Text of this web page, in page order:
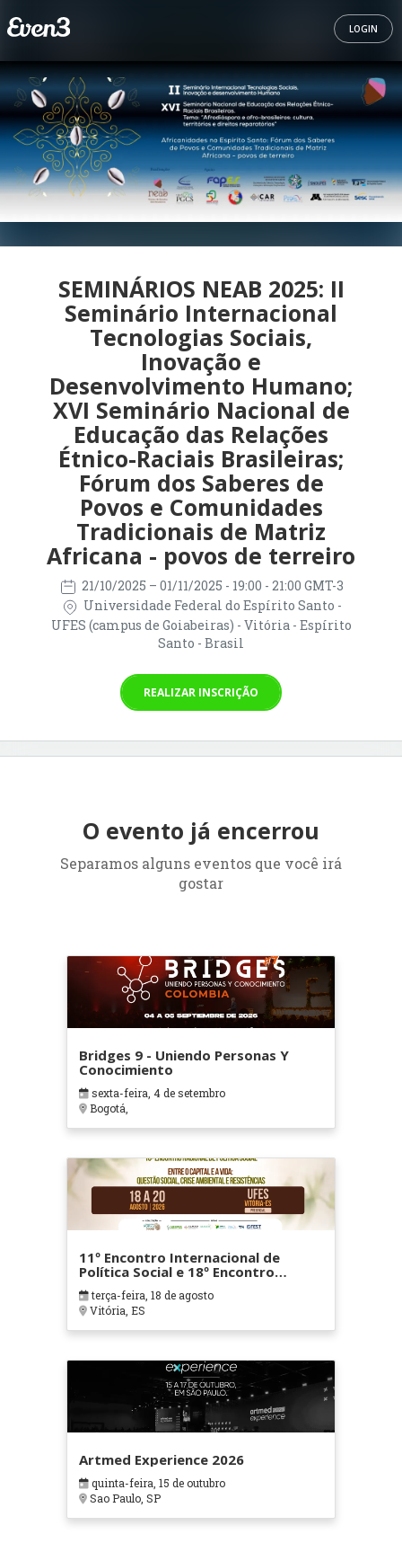
LOGIN
SEMINÁRIOS NEAB 2025: II
Seminário Internacional
Tecnologias Sociais,
Inovação e
Desenvolvimento Humano;
XVI Seminário Nacional de
Educação das Relações
Étnico-Raciais Brasileiras;
Fórum dos Saberes de
Povos e Comunidades
Tradicionais de Matriz
Africana - povos de terreiro
21/10/2025 – 01/11/2025 - 19:00 - 21:00 GMT-3
Universidade Federal do Espírito Santo -
UFES (campus de Goiabeiras) - Vitória - Espírito
Santo - Brasil
REALIZAR INSCRIÇÃO
O evento já encerrou
Separamos alguns eventos que você irá
gostar
Bridges 9 - Uniendo Personas Y
Conocimiento
sexta-feira, 4 de setembro
Bogotá,
11º Encontro Internacional de
Política Social e 18º Encontro
Nacional de Política Social
terça-feira, 18 de agosto
Vitória, ES
Artmed Experience 2026
quinta-feira, 15 de outubro
Sao Paulo, SP